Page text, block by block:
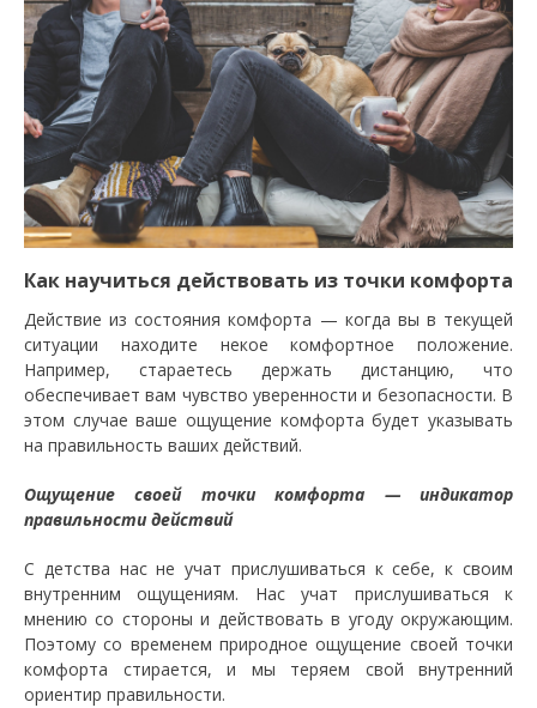
Как научиться действовать из точки комфорта
Действие из состояния комфорта — когда вы в текущей
ситуации находите некое комфортное положение.
Например, стараетесь держать дистанцию, что
обеспечивает вам чувство уверенности и безопасности. В
этом случае ваше ощущение комфорта будет указывать
на правильность ваших действий.
Ощущение своей точки комфорта — индикатор
правильности действий
С детства нас не учат прислушиваться к себе, к своим
внутренним ощущениям. Нас учат прислушиваться к
мнению со стороны и действовать в угоду окружающим.
Поэтому со временем природное ощущение своей точки
комфорта стирается, и мы теряем свой внутренний
ориентир правильности.